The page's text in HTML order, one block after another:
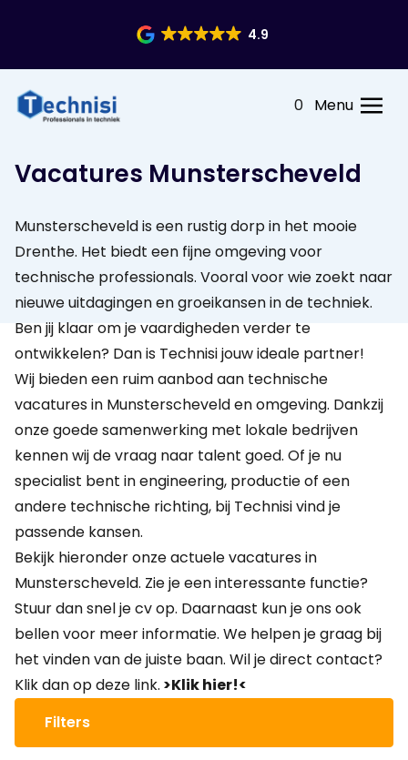
4.9
0 Menu
Vacatures Munsterscheveld
Munsterscheveld is een rustig dorp in het mooie
Drenthe. Het biedt een fijne omgeving voor
technische professionals. Vooral voor wie zoekt naar
nieuwe uitdagingen en groeikansen in de techniek.
Ben jij klaar om je vaardigheden verder te
ontwikkelen? Dan is Technisi jouw ideale partner!
Wij bieden een ruim aanbod aan technische
vacatures in Munsterscheveld en omgeving. Dankzij
onze goede samenwerking met lokale bedrijven
kennen wij de vraag naar talent goed. Of je nu
specialist bent in engineering, productie of een
andere technische richting, bij Technisi vind je
passende kansen.
Bekijk hieronder onze actuele vacatures in
Munsterscheveld. Zie je een interessante functie?
Stuur dan snel je cv op. Daarnaast kun je ons ook
bellen voor meer informatie. We helpen je graag bij
het vinden van de juiste baan. Wil je direct contact?
Klik dan op deze link. >Klik hier!<
Filters